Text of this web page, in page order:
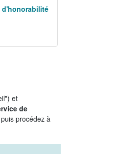
d'honorabilité
et
de
procédez à